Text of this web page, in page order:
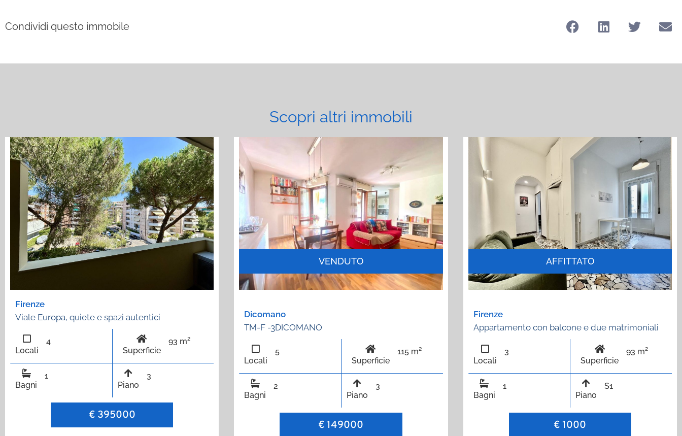
Condividi questo immobile
Scopri altri immobili
Firenze
Viale Europa, quiete e spazi autentici
Locali
4
Superficie
93 m²
Bagni
1
Piano
3
€ 395000
VENDUTO
Dicomano
TM-F -3DICOMANO
Locali
5
Superficie
115 m²
Bagni
2
Piano
3
€ 149000
AFFITTATO
Firenze
Appartamento con balcone e due matrimoniali
Locali
3
Superficie
93 m²
Bagni
1
Piano
S1
€ 1000